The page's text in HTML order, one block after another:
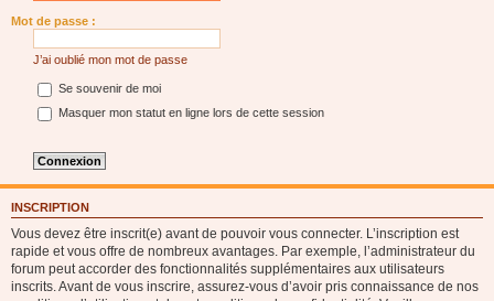
Mot de passe :
J’ai oublié mon mot de passe
Se souvenir de moi
Masquer mon statut en ligne lors de cette session
INSCRIPTION
Vous devez être inscrit(e) avant de pouvoir vous connecter. L’inscription est
rapide et vous offre de nombreux avantages. Par exemple, l’administrateur du
forum peut accorder des fonctionnalités supplémentaires aux utilisateurs
inscrits. Avant de vous inscrire, assurez-vous d’avoir pris connaissance de nos